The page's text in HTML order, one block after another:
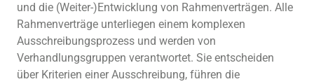
und die (Weiter-)Entwicklung von Rahmenverträgen. Alle
Rahmenverträge unterliegen einem komplexen
Ausschreibungsprozess und werden von
Verhandlungsgruppen verantwortet. Sie entscheiden
über Kriterien einer Ausschreibung, führen die